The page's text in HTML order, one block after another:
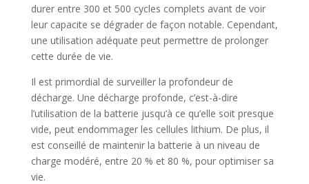
durer entre 300 et 500 cycles complets avant de voir
leur capacite se dégrader de façon notable. Cependant,
une utilisation adéquate peut permettre de prolonger
cette durée de vie.
Il est primordial de surveiller la profondeur de
décharge. Une décharge profonde, c’est-à-dire
l’utilisation de la batterie jusqu’à ce qu’elle soit presque
vide, peut endommager les cellules lithium. De plus, il
est conseillé de maintenir la batterie à un niveau de
charge modéré, entre 20 % et 80 %, pour optimiser sa
vie.